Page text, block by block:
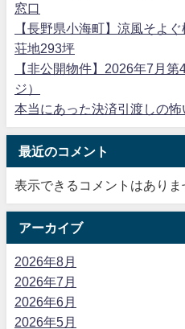
窓口
【長野県小海町】涼風そよ
荘地293坪
【非公開物件】2026年7月
ジ）
本当にあった決済引渡しの怖
最近のコメント
表示できるコメントはありま
アーカイブ
2026年8月
2026年7月
2026年6月
2026年5月